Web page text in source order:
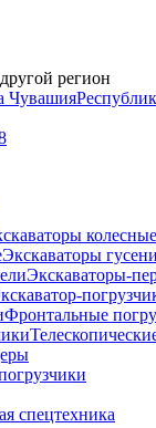
регион
Чувашия
колесные
Экскаваторы
Экскаваторы-
Фронтальные
спецтехника